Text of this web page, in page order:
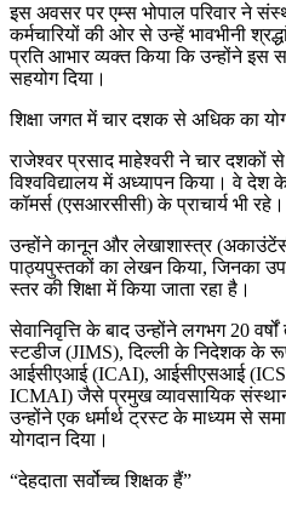
इस अवसर पर एम्स भोपाल परिवार ने
कर्मचारियों की ओर से उन्हें भावभीनी
प्रति आभार व्यक्त किया कि उन्होंने इस
सहयोग दिया।
शिक्षा जगत में चार दशक से अधिक का
राजेश्वर प्रसाद माहेश्वरी ने चार
विश्वविद्यालय में अध्यापन किया। वे
कॉमर्स (एसआरसीसी) के प्राचार्य भी रहे।
उन्होंने कानून और लेखाशास्त्र
पाठ्यपुस्तकों का लेखन किया, जिनका
स्तर की शिक्षा में किया जाता रहा है।
सेवानिवृत्ति के बाद उन्होंने लगभग 20
स्टडीज (JIMS), दिल्ली के निदेशक के
आईसीएआई (ICAI), आईसीएसआई
ICMAI) जैसे प्रमुख व्यावसायिक
उन्होंने एक धर्मार्थ ट्रस्ट के माध्यम से
योगदान दिया।
“देहदाता सर्वोच्च शिक्षक हैं”